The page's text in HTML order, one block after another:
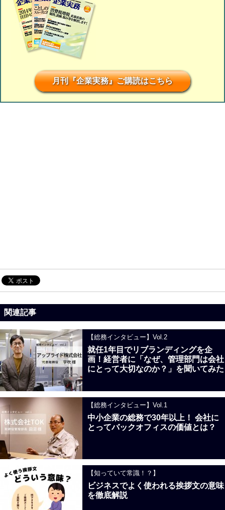
月刊『企業実務』ご購読はこちら
関連記事
【総務インタビュー】Vol.2
就任1年目でリブランディングを企
画！経営者に「なぜ、管理部門は会社
にとって大切なのか？」を聞いてみた
【総務インタビュー】Vol.1
中小企業の総務で30年以上！ 会社に
とってバックオフィスの価値とは？
【知っていて常識！？】
ビジネスでよく使われる挨拶文の意味
を徹底解説